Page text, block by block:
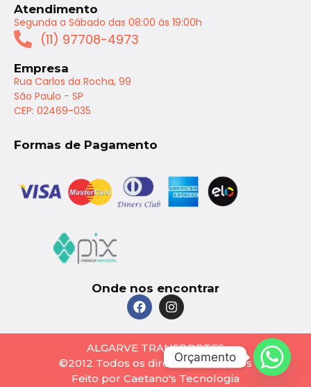
Atendimento
Segunda a Sábado das 08:00 às 19:00h
(11) 97708-4973
Empresa
Rua Carlos da Rocha, 99
São Paulo - SP
CEP: 02469-035
Formas de Pagamento
Onde nos encontrar
ALGARVE TRANSPORTES
©2012 Todos os direitos reservados
Feito por Caetano's Tecnologia
Orçamento